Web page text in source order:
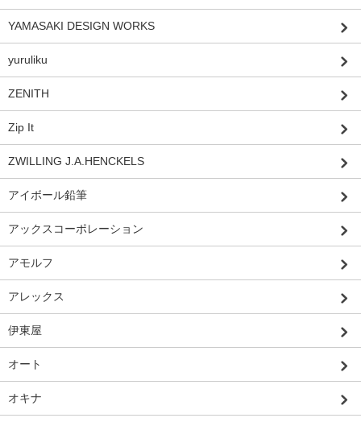
YAMASAKI DESIGN WORKS
yuruliku
ZENITH
Zip It
ZWILLING J.A.HENCKELS
アイボール鉛筆
アックスコーポレーション
アモルフ
アレックス
伊東屋
オート
オキナ